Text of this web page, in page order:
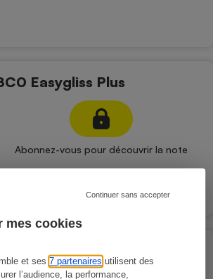
mes cookies
et ses7 partenaires utilisent des
l’audience, la performance,
Continuer sans accepter
Easygliss Plus
Abonnez-vous pour découvrir la note
Easygliss Plus